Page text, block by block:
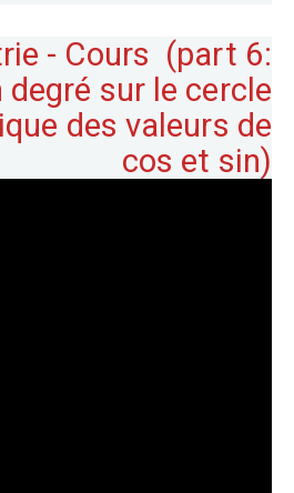
- Cours (part 6:
degré sur le cercle
des valeurs de
cos et sin)